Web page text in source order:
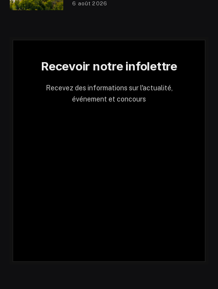
6 août 2026
Recevoir notre infolettre
Recevez des informations sur l'actualité,
événement et concours